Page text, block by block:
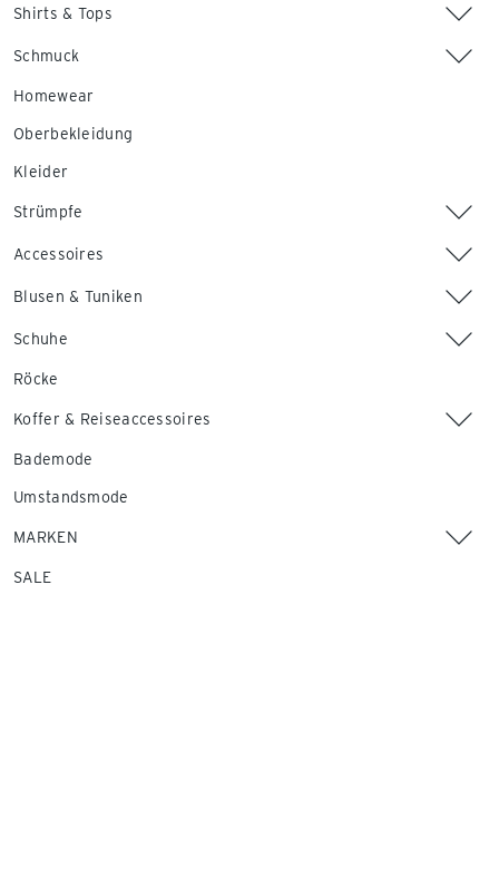
Shirts & Tops
Schmuck
Homewear
Oberbekleidung
Kleider
Strümpfe
Accessoires
Blusen & Tuniken
Schuhe
Röcke
Koffer & Reiseaccessoires
Bademode
Umstandsmode
MARKEN
SALE